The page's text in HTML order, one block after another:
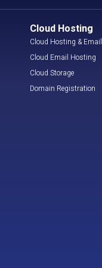
Cloud Hosting
Cloud Hosting & Email
Cloud Email Hosting
Cloud Storage
Domain Registration